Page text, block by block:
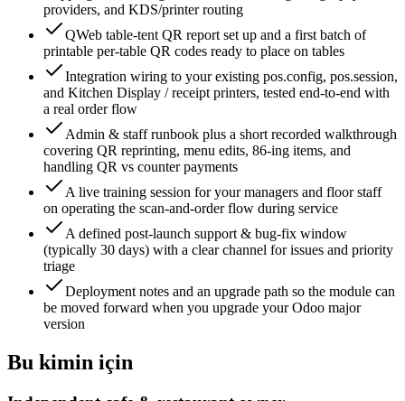
providers, and KDS/printer routing
QWeb table-tent QR report set up and a first batch of
printable per-table QR codes ready to place on tables
Integration wiring to your existing pos.config, pos.session,
and Kitchen Display / receipt printers, tested end-to-end with
a real order flow
Admin & staff runbook plus a short recorded walkthrough
covering QR reprinting, menu edits, 86-ing items, and
handling QR vs counter payments
A live training session for your managers and floor staff
on operating the scan-and-order flow during service
A defined post-launch support & bug-fix window
(typically 30 days) with a clear channel for issues and priority
triage
Deployment notes and an upgrade path so the module can
be moved forward when you upgrade your Odoo major
version
Bu kimin için